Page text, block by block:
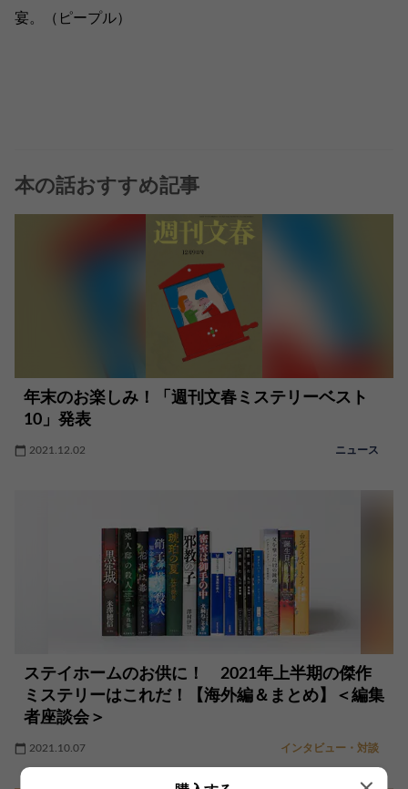
宴。（ピープル）
本の話おすすめ記事
年末のお楽しみ！「週刊文春ミステリーベスト
10」発表
2021.12.02 ニュース
ステイホームのお供に！ 2021年上半期の傑作
ミステリーはこれだ！【海外編＆まとめ】＜編集
者座談会＞
2021.10.07 インタビュー・対談